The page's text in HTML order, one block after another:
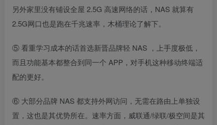
另外家里没有铺设全屋 2.5G 高速网络的话，NAS 就算有
2.5G网口也是跑在千兆速率，木桶理论了解下。
⑤ 看重学习成本的话首选新晋品牌轻 NAS ，上手度极低，
而且功能基本都整合到同一个 APP，对手机这种移动终端适
配的更好。
⑥ 大部分品牌 NAS 都支持外网访问，无需在路由上单独设
置，这也是其优势所在。速率方面，威联通/绿联/极空间是其